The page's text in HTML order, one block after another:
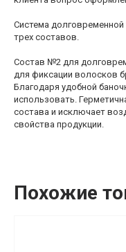
Система долговременной
трех составов.
Состав №2 для
для фиксации волосков
Благодаря удобной
использовать.
состава и исключает
свойства продукции.
Похожие